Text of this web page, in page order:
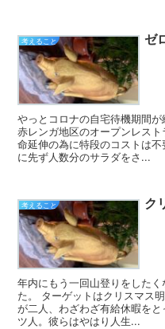
考えること ゼ
やっとコロナの自宅待機期間
赤レンガ地区のオープンレス
命延伸の為に特段のコストは
に先ず人数分のサラダをさ...
考えること ク
年内にもう一回山登りをした
た。 ターゲットはクリスマス
が二人、わざわざ有給休暇を
ツ人。彼らはやはり人生...